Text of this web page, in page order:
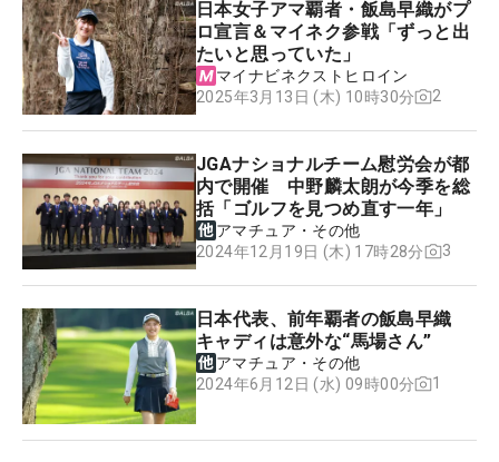
日本女子アマ覇者・飯島早織がプ
ロ宣言＆マイネク参戦「ずっと出
たいと思っていた」
マイナビネクストヒロイン
2025年3月13日 (木) 10時30分
2
JGAナショナルチーム慰労会が都
内で開催 中野麟太朗が今季を総
括「ゴルフを見つめ直す一年」
アマチュア・その他
2024年12月19日 (木) 17時28分
3
日本代表、前年覇者の飯島早織
キャディは意外な“馬場さん”
アマチュア・その他
2024年6月12日 (水) 09時00分
1